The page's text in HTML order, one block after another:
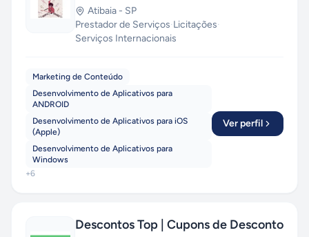
Atibaia - SP
Prestador de Serviços·Licitações·
Serviços Internacionais
Marketing de Conteúdo
Desenvolvimento de Aplicativos para
ANDROID
Desenvolvimento de Aplicativos para iOS
(Apple)
Desenvolvimento de Aplicativos para
Windows
+6
Ver perfil
Descontos Top | Cupons de Desconto